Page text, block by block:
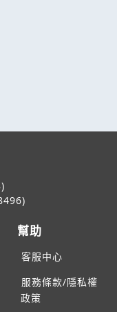
幫助
客服中心
服務條款/隱私權
政策